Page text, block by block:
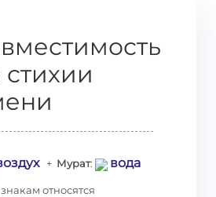
стихии
+ Мурат: вода
относятся